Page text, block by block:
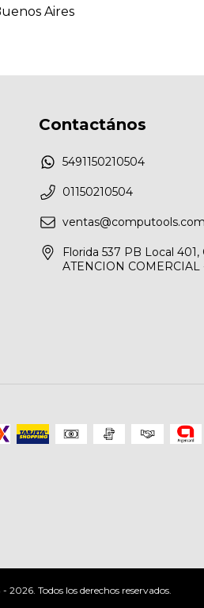
Aires
Contactános
5491150210504
01150210504
Florida 537 PB Local
ATENCION COMERCIAL
Todos los derechos reservados.